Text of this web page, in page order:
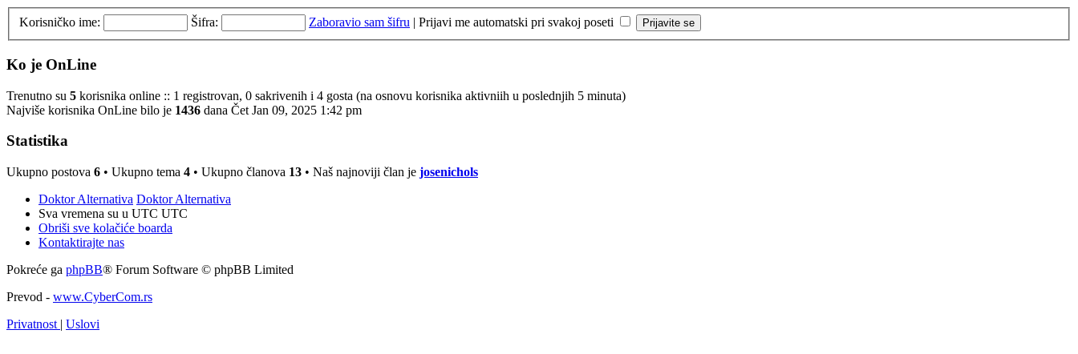
Korisničko ime: Šifra: Zaboravio sam šifru | Prijavi me automatski pri svakoj poseti
Ko je OnLine
Trenutno su 5 korisnika online :: 1 registrovan, 0 sakrivenih i 4 gosta (na osnovu korisnika aktivniih u poslednjih 5 minuta)
Najviše korisnika OnLine bilo je 1436 dana Čet Jan 09, 2025 1:42 pm
Statistika
Ukupno postova 6 • Ukupno tema 4 • Ukupno članova 13 • Naš najnoviji član je josenichols
Doktor Alternativa Doktor Alternativa
Sva vremena su u UTC UTC
Obriši sve kolačiće boarda
Kontaktirajte nas
Pokreće ga phpBB® Forum Software © phpBB Limited
Prevod - www.CyberCom.rs
Privatnost | Uslovi